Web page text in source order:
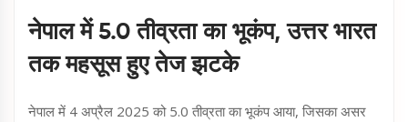
नेपाल में 5.0 तीव्रता का भूकंप, उत्तर भारत
तक महसूस हुए तेज झटके
नेपाल में 4 अप्रैल 2025 को 5.0 तीव्रता का भूकंप आया, जिसका असर